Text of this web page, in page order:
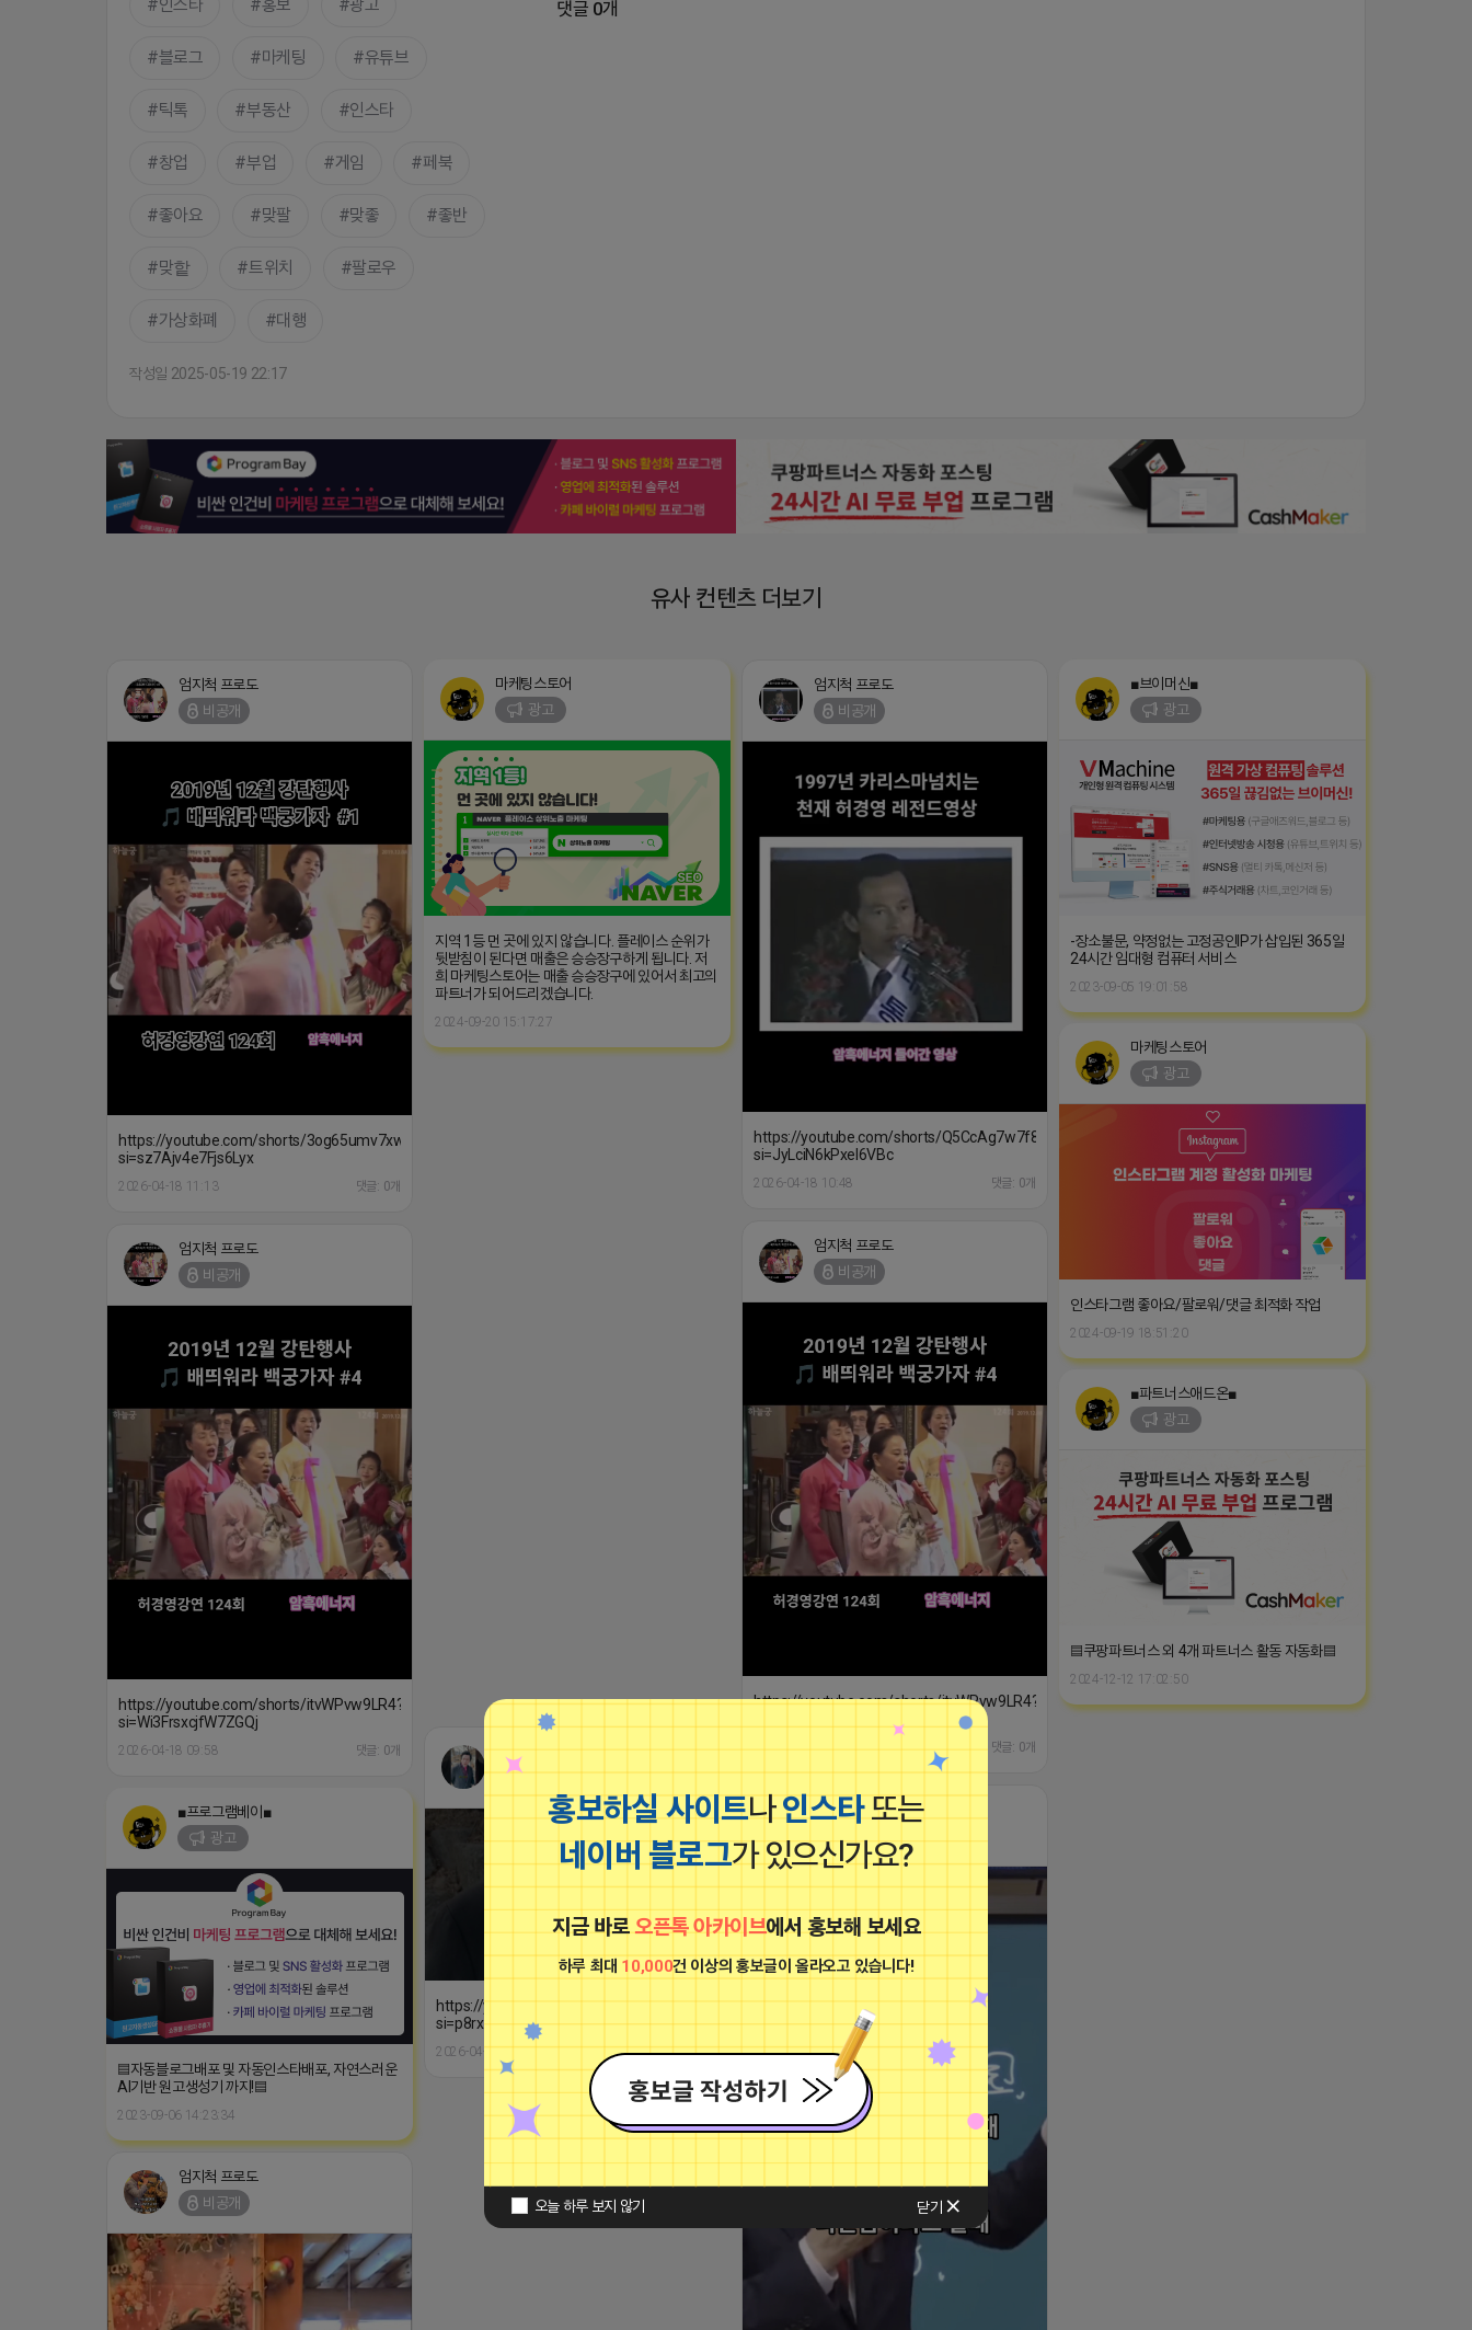
홍보하실 사이트나인스타또는
네이버 블로그가 있으신가요?
지금 바로오픈톡 아카이브에서 홍보해 보세요
하루 최대10,000건 이상의 홍보글이 올라오고 있습니다!
오늘 하루 보지 않기 닫기
인스타 홍보 광고
블로그 마케팅 유튜브
틱톡 부동산 인스타
창업 부업 게임 페북
좋아요 맞팔 맞좋 좋반
맞핱 트위치 팔로우
가상화폐 대행
작성일 2025-05-19 22:17
댓글 0개
유사 컨텐츠 더보기
엄지척 프로도
비공개
https://youtube.com/shorts/3og65umv7xw?
si=sz7Ajv4e7Fjs6Lyx
2026-04-18 11:13 댓글: 0개
마케팅스토어
광고
지역 1등 먼 곳에 있지 않습니다. 플레이스 순위가
뒷받침이 된다면 매출은 승승장구하게 됩니다. 저
희 마케팅스토어는 매출 승승장구에 있어서 최고의
파트너가 되어드리겠습니다.
2024-09-20 15:17:27
엄지척 프로도
비공개
https://youtube.com/shorts/Q5CcAg7w7f8?
si=JyLciN6kPxel6VBc
2026-04-18 10:48 댓글: 0개
■브이머신■
광고
-장소불문, 약정없는 고정공인IP가 삽입된 365일
24시간 임대형 컴퓨터 서비스
2023-09-05 19:01:58
마케팅스토어
광고
인스타그램 좋아요/팔로워/댓글 최적화 작업
2024-09-19 18:51:20
엄지척 프로도
비공개
https://youtube.com/shorts/itvWPvw9LR4?
2026-04-18 10:31 댓글: 0개
엄지척 프로도
비공개
https://youtube.com/shorts/itvWPvw9LR4?
si=Wi3FrsxcjfW7ZGQj
2026-04-18 09:58 댓글: 0개
■파트너스애드온■
광고
▤쿠팡파트너스 외 4개 파트너스 활동 자동화▤
2024-12-12 17:02:50
엄지척 프로도
비공개
https://youtu.be/2VwbtooFCyc?
si=p8rxWG69XWwzUwtg
2026-04-18 00:54 댓글: 0개
엄지척 프로도
비공개
■프로그램베이■
광고
▤자동블로그배포 및 자동인스타배포, 자연스러운
AI기반 원고생성기 까지!▤
2023-09-06 14:23:34
엄지척 프로도
비공개